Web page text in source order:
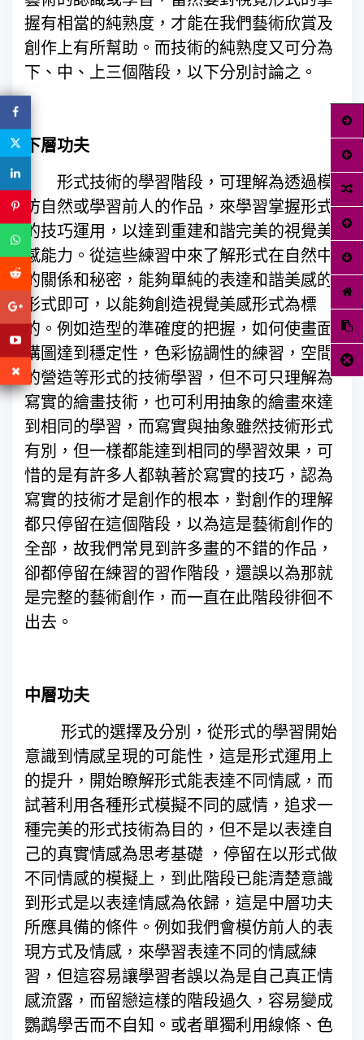
握有相當的純熟度，才能在我們藝術欣賞及
創作上有所幫助。而技術的純熟度又可分為
下、中、上三個階段，以下分別討論之。
下層功夫
形式技術的學習階段，可理解為透過模
仿自然或學習前人的作品，來學習掌握形式
的技巧運用，以達到重建和諧完美的視覺美
感能力。從這些練習中來了解形式在自然中
的關係和秘密，能夠單純的表達和諧美感的
形式即可，以能夠創造視覺美感形式為標
的。例如造型的準確度的把握，如何使畫面
構圖達到穩定性，色彩協調性的練習，空間
的營造等形式的技術學習，但不可只理解為
寫實的繪畫技術，也可利用抽象的繪畫來達
到相同的學習，而寫實與抽象雖然技術形式
有別，但一樣都能達到相同的學習效果，可
惜的是有許多人都執著於寫實的技巧，認為
寫實的技術才是創作的根本，對創作的理解
都只停留在這個階段，以為這是藝術創作的
全部，故我們常見到許多畫的不錯的作品，
卻都停留在練習的習作階段，還誤以為那就
是完整的藝術創作，而一直在此階段徘徊不
出去。
中層功夫
形式的選擇及分別，從形式的學習開始
意識到情感呈現的可能性，這是形式運用上
的提升，開始瞭解形式能表達不同情感，而
試著利用各種形式模擬不同的感情，追求一
種完美的形式技術為目的，但不是以表達自
己的真實情感為思考基礎 ，停留在以形式做
不同情感的模擬上，到此階段已能清楚意識
到形式是以表達情感為依歸，這是中層功夫
所應具備的條件。例如我們會模仿前人的表
現方式及情感，來學習表達不同的情感練
習，但這容易讓學習者誤以為是自己真正情
感流露，而留戀這樣的階段過久，容易變成
鸚鵡學舌而不自知。或者單獨利用線條、色